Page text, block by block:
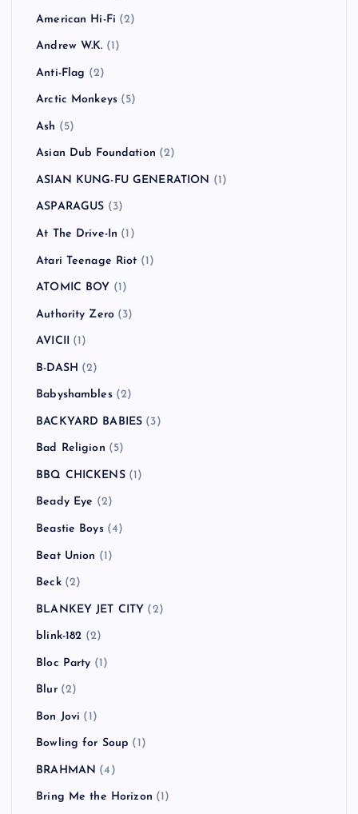
American Hi-Fi (2)
Andrew W.K. (1)
Anti-Flag (2)
Arctic Monkeys (5)
Ash (5)
Asian Dub Foundation (2)
ASIAN KUNG-FU GENERATION (1)
ASPARAGUS (3)
At The Drive-In (1)
Atari Teenage Riot (1)
ATOMIC BOY (1)
Authority Zero (3)
AVICII (1)
B-DASH (2)
Babyshambles(2)
BACKYARD BABIES (3)
Bad Religion (5)
BBQ CHICKENS(1)
Beady Eye (2)
Beastie Boys(4)
Beat Union (1)
Beck(2)
BLANKEY JET CITY (2)
blink-182 (2)
Bloc Party (1)
Blur(2)
Bon Jovi (1)
Bowling for Soup (1)
BRAHMAN (4)
Bring Me the Horizon (1)